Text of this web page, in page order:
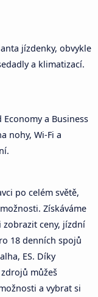
jízdenky, obvykle
a klimatizací.
a Business
nohy, Wi-Fi a
po celém světě,
Získáváme
ceny, jízdní
18 denních spojů
ES. Díky
můžeš
a vybrat si